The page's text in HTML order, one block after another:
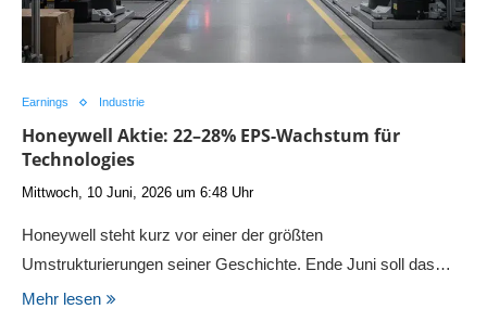
Earnings Industrie
Honeywell Aktie: 22–28% EPS-Wachstum für
Technologies
Mittwoch, 10 Juni, 2026 um 6:48 Uhr
Honeywell steht kurz vor einer der größten
Umstrukturierungen seiner Geschichte. Ende Juni soll das…
Mehr lesen